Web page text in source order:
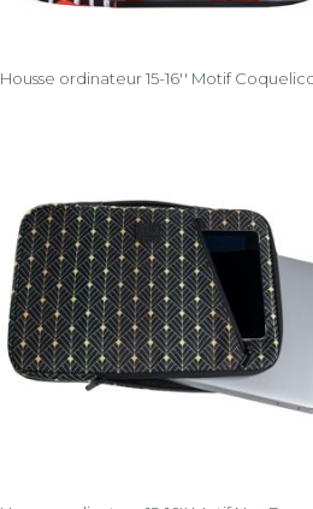
Housse ordinateur 15-16'' Motif